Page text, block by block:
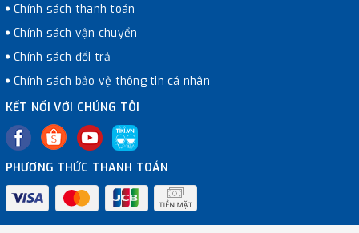
Chính sách thanh toán
Chính sách vận chuyển
Chính sách đổi trả
Chính sách bảo vệ thông tin cá nhân
KẾT NỐI VỚI CHÚNG TÔI
PHƯƠNG THỨC THANH TOÁN